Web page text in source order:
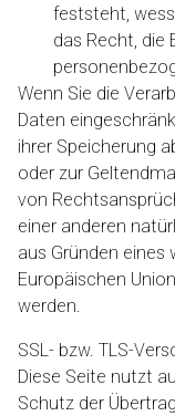
feststeht,
das Recht, die
Wenn Sie die
Daten
ihrer Speicherung
oder zur
von
einer anderen
aus Gründen
Europäischen
werden.
SSL- bzw. TLS-
Diese Seite nutzt
Schutz der